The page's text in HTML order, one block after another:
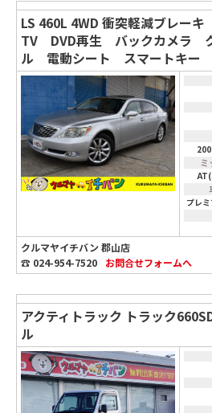
LS 460L 4WD 衝突軽減ブレー
TV DVD再生 バックカメラ
ル 電動シート スマートキー
ミ
プレ
クルマヤイチバン 郡山店
☎ 024-954-7520
お問合せフォームへ
アクティトラック トラック
ル